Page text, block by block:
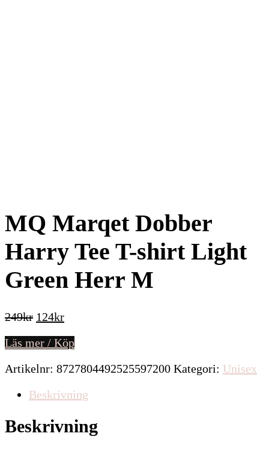
MQ Marqet Dobber
Harry Tee T-shirt Light
Green Herr M
249kr Det
priset
249kr.
124krDet
priset
124kr.
Läs mer / Köp
Artikelnr: 8727804492525597200 Kategori: Unisex
Beskrivning
Beskrivning